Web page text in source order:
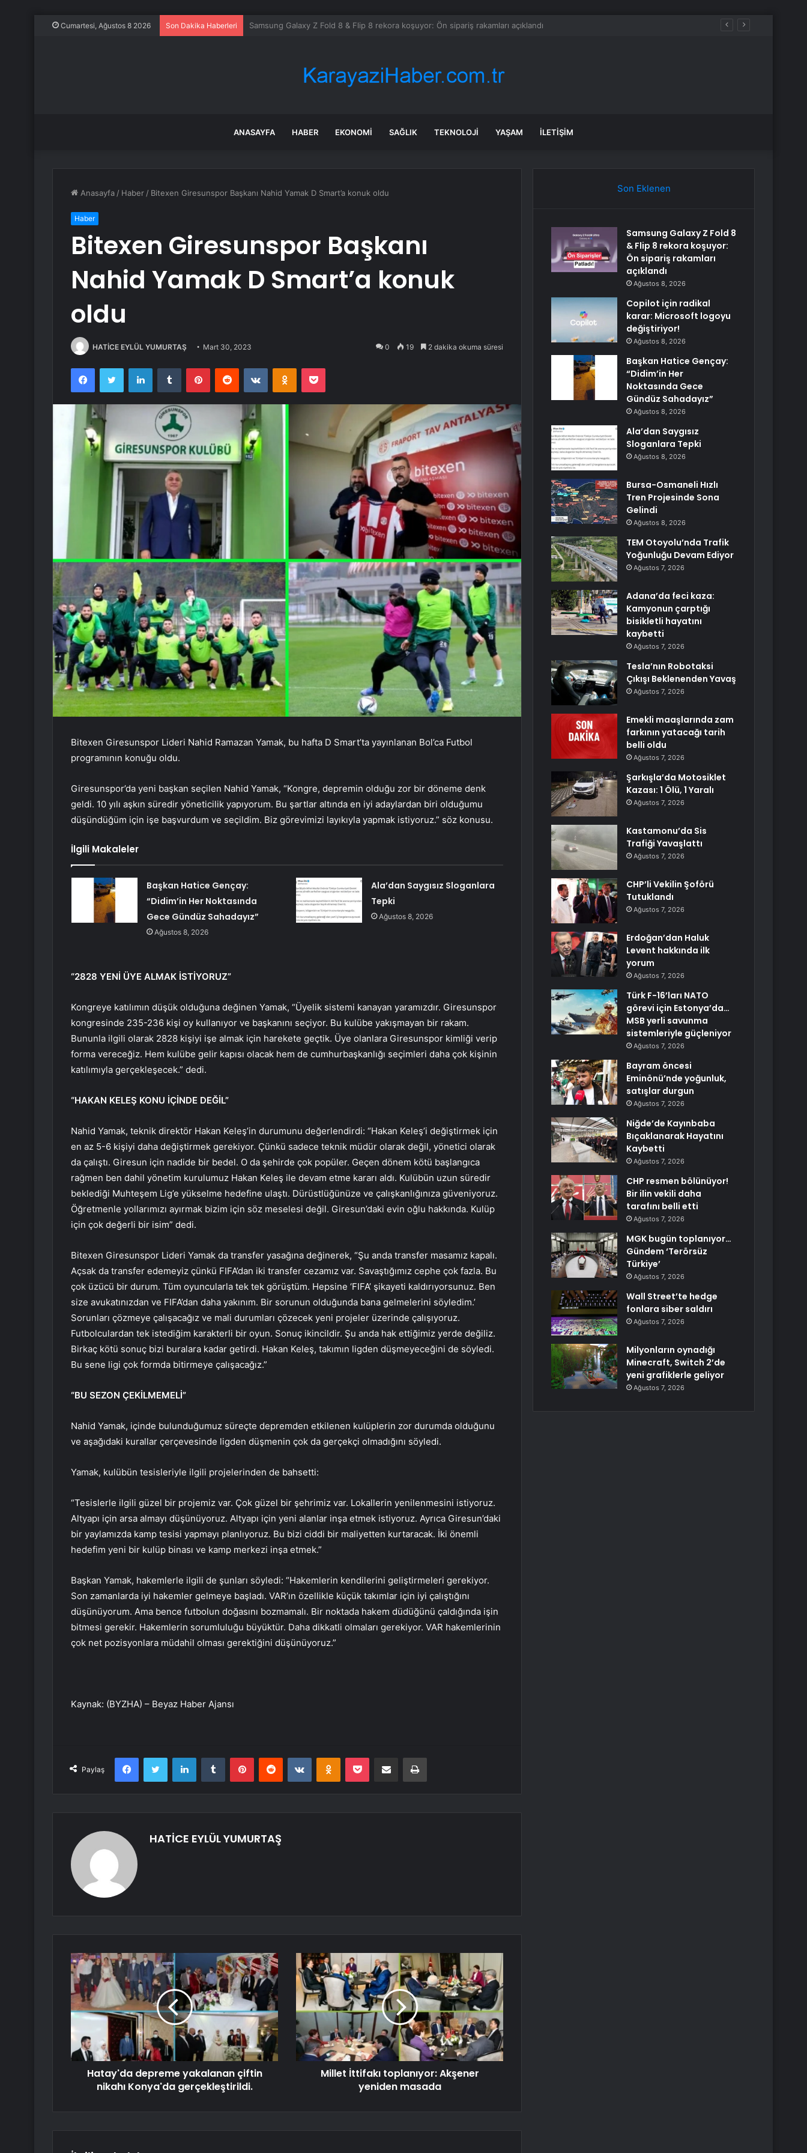
Cumartesi, Ağustos 8 2026 Son Dakika Haberleri Copilot için radikal karar: Microsoft logoyu değiştiriyor!
ANASAYFA HABER EKONOMI SAĞLIK TEKNOLOJI YAŞAM İLETIŞIM
Anasayfa / Haber / Bitexen Giresunspor Başkanı Nahid Yamak D Smart’a konuk oldu
Haber
Bitexen Giresunspor Başkanı
Nahid Yamak D Smart’a konuk
oldu
HATİCE EYLÜL YUMURTAŞ Mart 30, 2023 0 19 2 dakika okuma süresi
FacebookTwitter LinkedInTumblr PinterestReddit VKontakteOdnoklassniki
Pocket
Bitexen Giresunspor Lideri Nahid Ramazan Yamak, bu hafta D Smart’ta yayınlanan Bol’ca Futbol
programının konuğu oldu.
Giresunspor’da yeni başkan seçilen Nahid Yamak, “Kongre, depremin olduğu zor bir döneme denk
geldi. 10 yılı aşkın süredir yöneticilik yapıyorum. Bu şartlar altında en iyi adaylardan biri olduğumu
düşündüğüm için işe başvurdum ve seçildim. Biz görevimizi layıkıyla yapmak istiyoruz.” söz konusu.
İlgili Makaleler
Başkan Hatice Gençay:
“Didim’in Her Noktasında
Gece Gündüz Sahadayız”
Ağustos 8, 2026
Ala’dan Saygısız Sloganlara
Tepki
Ağustos 8, 2026
“2828 YENİ ÜYE ALMAK İSTİYORUZ”
Kongreye katılımın düşük olduğuna değinen Yamak, “Üyelik sistemi kanayan yaramızdır. Giresunspor
kongresinde 235-236 kişi oy kullanıyor ve başkanını seçiyor. Bu kulübe yakışmayan bir rakam.
Bununla ilgili olarak 2828 kişiyi işe almak için harekete geçtik. Üye olanlara Giresunspor kimliği verip
forma vereceğiz. Hem kulübe gelir kapısı olacak hem de cumhurbaşkanlığı seçimleri daha çok kişinin
katılımıyla gerçekleşecek.” dedi.
“HAKAN KELEŞ KONU İÇİNDE DEĞİL”
Nahid Yamak, teknik direktör Hakan Keleş’in durumunu değerlendirdi: “Hakan Keleş’i değiştirmek için
en az 5-6 kişiyi daha değiştirmek gerekiyor. Çünkü sadece teknik müdür olarak değil, yönetici olarak
da çalıştı. Giresun için nadide bir bedel. O da şehirde çok popüler. Geçen dönem kötü başlangıca
rağmen ben dahil yönetim kurulumuz Hakan Keleş ile devam etme kararı aldı. Kulübün uzun süredir
beklediği Muhteşem Lig’e yükselme hedefine ulaştı. Dürüstlüğünüze ve çalışkanlığınıza güveniyoruz.
Öğretmenle yollarımızı ayırmak bizim için söz meselesi değil. Giresun’daki evin oğlu hakkında. Kulüp
için çok değerli bir isim” dedi.
Bitexen Giresunspor Lideri Yamak da transfer yasağına değinerek, “Şu anda transfer masamız kapalı.
Açsak da transfer edemeyiz çünkü FIFA’dan iki transfer cezamız var. Savaştığımız cephe çok fazla. Bu
çok üzücü bir durum. Tüm oyuncularla tek tek görüştüm. Hepsine ‘FIFA’ şikayeti kaldırıyorsunuz. Ben
size avukatınızdan ve FIFA’dan daha yakınım. Bir sorunun olduğunda bana gelmelerini söyledim.’
Sorunları çözmeye çalışacağız ve mali durumları çözecek yeni projeler üzerinde çalışıyoruz.
Futbolculardan tek istediğim karakterli bir oyun. Sonuç ikincildir. Şu anda hak ettiğimiz yerde değiliz.
Birkaç kötü sonuç bizi buralara kadar getirdi. Hakan Keleş, takımın ligden düşmeyeceğini de söyledi.
Bu sene ligi çok formda bitirmeye çalışacağız.”
“BU SEZON ÇEKİLMEMELİ”
Nahid Yamak, içinde bulunduğumuz süreçte depremden etkilenen kulüplerin zor durumda olduğunu
ve aşağıdaki kurallar çerçevesinde ligden düşmenin çok da gerçekçi olmadığını söyledi.
Yamak, kulübün tesisleriyle ilgili projelerinden de bahsetti:
“Tesislerle ilgili güzel bir projemiz var. Çok güzel bir şehrimiz var. Lokallerin yenilenmesini istiyoruz.
Altyapı için arsa almayı düşünüyoruz. Altyapı için yeni alanlar inşa etmek istiyoruz. Ayrıca Giresun’daki
bir yaylamızda kamp tesisi yapmayı planlıyoruz. Bu bizi ciddi bir maliyetten kurtaracak. İki önemli
hedefim yeni bir kulüp binası ve kamp merkezi inşa etmek.”
Başkan Yamak, hakemlerle ilgili de şunları söyledi: “Hakemlerin kendilerini geliştirmeleri gerekiyor.
Son zamanlarda iyi hakemler gelmeye başladı. VAR’ın özellikle küçük takımlar için iyi çalıştığını
düşünüyorum. Ama bence futbolun doğasını bozmamalı. Bir noktada hakem düdüğünü çaldığında işin
bitmesi gerekir. Hakemlerin sorumluluğu büyüktür. Daha dikkatli olmaları gerekiyor. VAR hakemlerinin
çok net pozisyonlara müdahil olması gerektiğini düşünüyoruz.”
Kaynak: (BYZHA) – Beyaz Haber Ajansı
Paylaş
FacebookTwitter LinkedInTumblr PinterestReddit VKontakteOdnoklassniki
Pocket E-Posta ile paylaş Yazdır
HATİCE EYLÜL YUMURTAŞ
Hatay'da depreme yakalanan çiftin
nikahı Konya'da gerçekleştirildi.
Millet İttifakı toplanıyor: Akşener
yeniden masada
Son Eklenen
Samsung Galaxy Z Fold 8
& Flip 8 rekora koşuyor:
Ön sipariş rakamları
açıklandı
Ağustos 8, 2026
Copilot için radikal
karar: Microsoft logoyu
değiştiriyor!
Ağustos 8, 2026
Başkan Hatice Gençay:
“Didim’in Her
Noktasında Gece
Gündüz Sahadayız”
Ağustos 8, 2026
Ala’dan Saygısız
Sloganlara Tepki
Ağustos 8, 2026
Bursa-Osmaneli Hızlı
Tren Projesinde Sona
Gelindi
Ağustos 8, 2026
TEM Otoyolu’nda Trafik
Yoğunluğu Devam Ediyor
Ağustos 7, 2026
Adana’da feci kaza:
Kamyonun çarptığı
bisikletli hayatını
kaybetti
Ağustos 7, 2026
Tesla’nın Robotaksi
Çıkışı Beklenenden Yavaş
Ağustos 7, 2026
Emekli maaşlarında zam
farkının yatacağı tarih
belli oldu
Ağustos 7, 2026
Şarkışla’da Motosiklet
Kazası: 1 Ölü, 1 Yaralı
Ağustos 7, 2026
Kastamonu’da Sis
Trafiği Yavaşlattı
Ağustos 7, 2026
CHP’li Vekilin Şoförü
Tutuklandı
Ağustos 7, 2026
Erdoğan’dan Haluk
Levent hakkında ilk
yorum
Ağustos 7, 2026
Türk F-16’ları NATO
görevi için Estonya’da…
MSB yerli savunma
sistemleriyle güçleniyor
Ağustos 7, 2026
Bayram öncesi
Eminönü’nde yoğunluk,
satışlar durgun
Ağustos 7, 2026
Niğde’de Kayınbaba
Bıçaklanarak Hayatını
Kaybetti
Ağustos 7, 2026
CHP resmen bölünüyor!
Bir ilin vekili daha
tarafını belli etti
Ağustos 7, 2026
MGK bugün toplanıyor…
Gündem ‘Terörsüz
Türkiye’
Ağustos 7, 2026
Wall Street’te hedge
fonlara siber saldırı
Ağustos 7, 2026
Milyonların oynadığı
Minecraft, Switch 2’de
yeni grafiklerle geliyor
Ağustos 7, 2026